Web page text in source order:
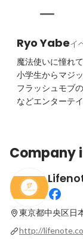
Ryo Yabeイ
魔法使いに憧れて
小学生からマジ
フラッシュモブ
などエンターテ
Company
東京都中央区日
http://lifenote.co